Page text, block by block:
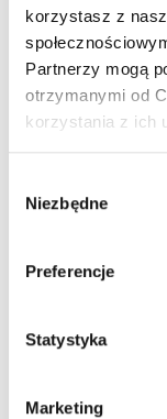
korzystasz z
Partnerzy mogą
otrzymanymi od
korzystania z ich
zgody
Niezbędne
Preferencje
Statystyka
Marketing